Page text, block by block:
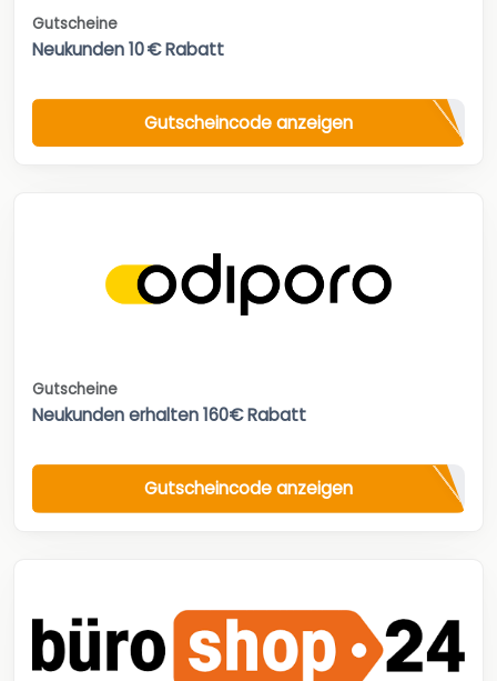
Gutscheine
Neukunden 10 € Rabatt
Gutscheincode anzeigen
Gutscheine
Neukunden erhalten 160€ Rabatt
Gutscheincode anzeigen